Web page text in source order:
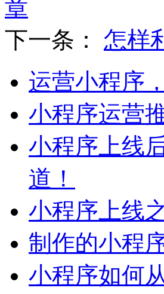
章
下一条： 怎样
运营小程序
小程序运营
小程序上线
道！
小程序上线
制作的小程
小程序如何